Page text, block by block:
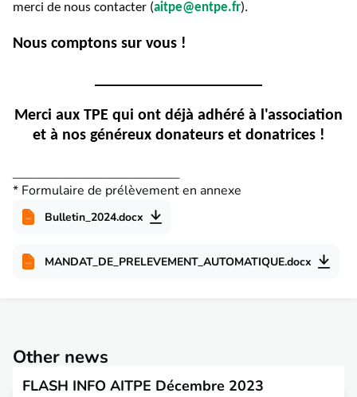
merci de nous contacter (aitpe@entpe.fr).
Nous comptons sur vous !
Merci aux TPE qui ont déjà adhéré à l'association
et à nos généreux donateurs et donatrices !
* Formulaire de prélèvement en annexe
Bulletin_2024.docx
MANDAT_DE_PRELEVEMENT_AUTOMATIQUE.docx
Other news
FLASH INFO AITPE Décembre 2023